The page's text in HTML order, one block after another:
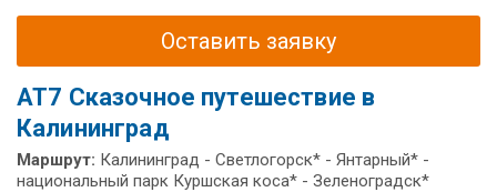
Оставить заявку
AT7 Сказочное путешествие в
Калининград
Маршрут: Калининград - Светлогорск* - Янтарный* -
национальный парк Куршская коса* - Зеленоградск*